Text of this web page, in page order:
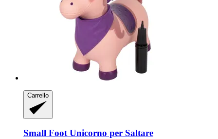
Carrello
Small FootUnicorno per Saltare